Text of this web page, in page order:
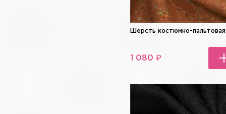
Шерсть костюмно-пальтовая
1 080₽